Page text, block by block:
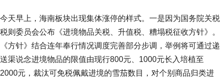
今天早上，海南板块出现集体涨停的样式。一是因为国务院关税
税则委员会公布《进境物品关税、升值税、糟塌税征收方针》。
《方针》结合连年奉行情况调度完善部分步调，举例将可通过递
送渠说念进境物品的限值由现行800元、1000元长入培植至
2000元，裁汰可免税佩戴进境的雪茄数目，对个别商品归类进